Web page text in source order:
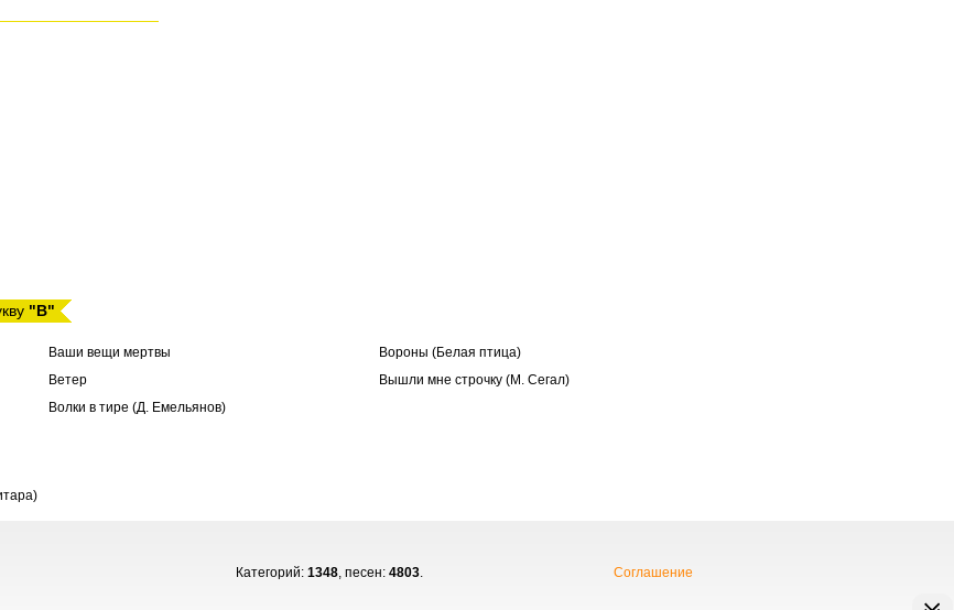
"В"
Ваши вещи мертвы
Ветер
Волки в тире (Д. Емельянов)
Вороны (Белая птица)
Вышли мне строчку (М. Сегал)
Категорий: 1348, песен: 4803. Соглашение